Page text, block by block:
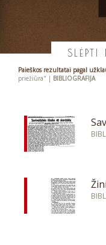
SLĖPTI
Paieškos rezultatai pagal
priežiūra" | BIBLIOGRAFIJA